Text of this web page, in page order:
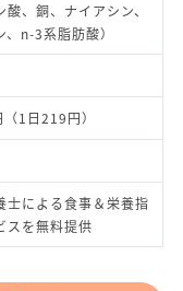
酸、銅、ナイアシン、
、n-3系脂肪酸）
1日219円）
士による食事＆栄養指
スを無料提供